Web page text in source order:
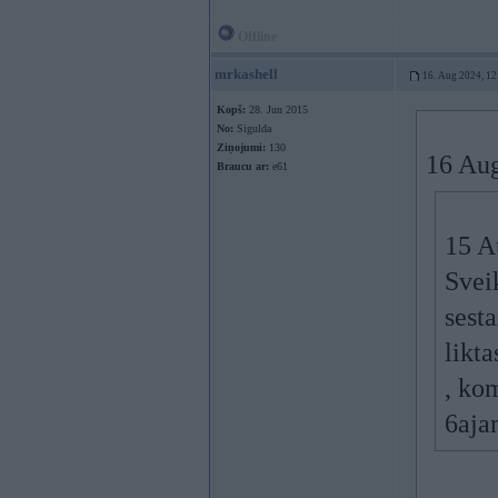
mrkashell 16. Aug 2024,
Kopš: 28. Jun 2015
No: Sigulda
Ziņojumi: 130
Braucu ar: e61 16
15
,